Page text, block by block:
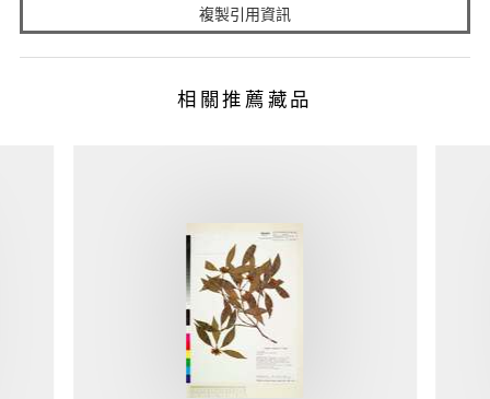
複製引用資訊
相關推薦藏品